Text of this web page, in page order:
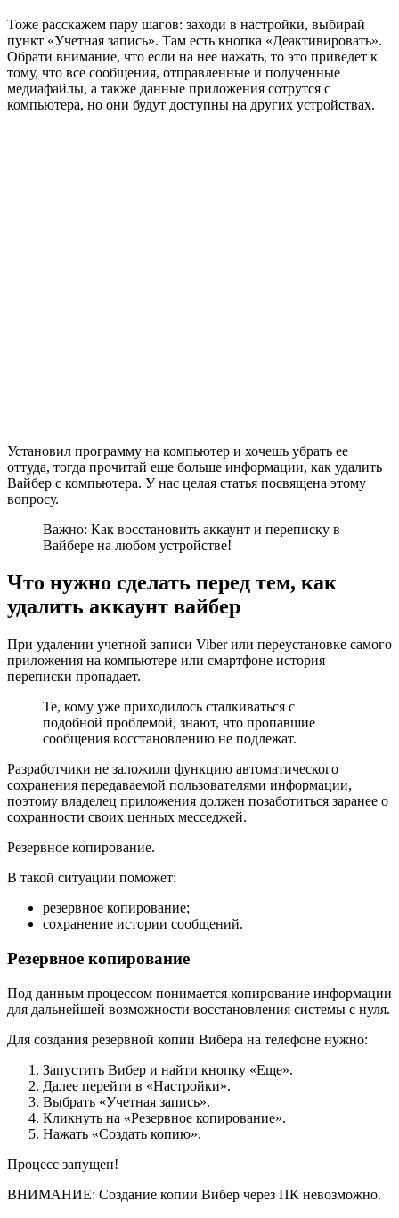
Тоже расскажем пару шагов: заходи в настройки, выбирай
пункт «Учетная запись». Там есть кнопка «Деактивировать».
Обрати внимание, что если на нее нажать, то это приведет к
тому, что все сообщения, отправленные и полученные
медиафайлы, а также данные приложения сотрутся с
компьютера, но они будут доступны на других устройствах.
Установил программу на компьютер и хочешь убрать ее
оттуда, тогда прочитай еще больше информации, как удалить
Вайбер с компьютера. У нас целая статья посвящена этому
вопросу.
Важно: Как восстановить аккаунт и переписку в
Вайбере на любом устройстве!
Что нужно сделать перед тем, как
удалить аккаунт вайбер
При удалении учетной записи Viber или переустановке самого
приложения на компьютере или смартфоне история
переписки пропадает.
Те, кому уже приходилось сталкиваться с
подобной проблемой, знают, что пропавшие
сообщения восстановлению не подлежат.
Разработчики не заложили функцию автоматического
сохранения передаваемой пользователями информации,
поэтому владелец приложения должен позаботиться заранее о
сохранности своих ценных месседжей.
Резервное копирование.
В такой ситуации поможет:
резервное копирование;
сохранение истории сообщений.
Резервное копирование
Под данным процессом понимается копирование информации
для дальнейшей возможности восстановления системы с нуля.
Для создания резервной копии Вибера на телефоне нужно:
Запустить Вибер и найти кнопку «Еще».
Далее перейти в «Настройки».
Выбрать «Учетная запись».
Кликнуть на «Резервное копирование».
Нажать «Создать копию».
Процесс запущен!
ВНИМАНИЕ: Создание копии Вибер через ПК невозможно.